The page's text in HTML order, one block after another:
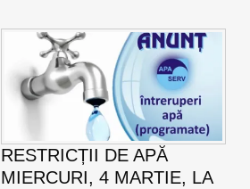
RESTRICȚII DE APĂ
MIERCURI, 4 MARTIE, LA